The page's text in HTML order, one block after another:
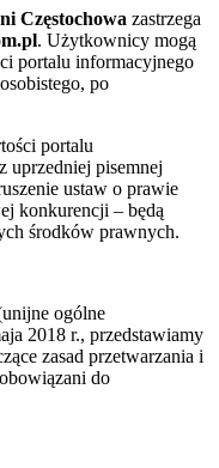
Częstochowa zastrzega
. Użytkownicy mogą
portalu informacyjnego
po
portalu
uprzedniej pisemnej
ustaw o prawie
konkurencji – będą
środków prawnych.
ogólne
2018 r., przedstawiamy
zasad przetwarzania i
do